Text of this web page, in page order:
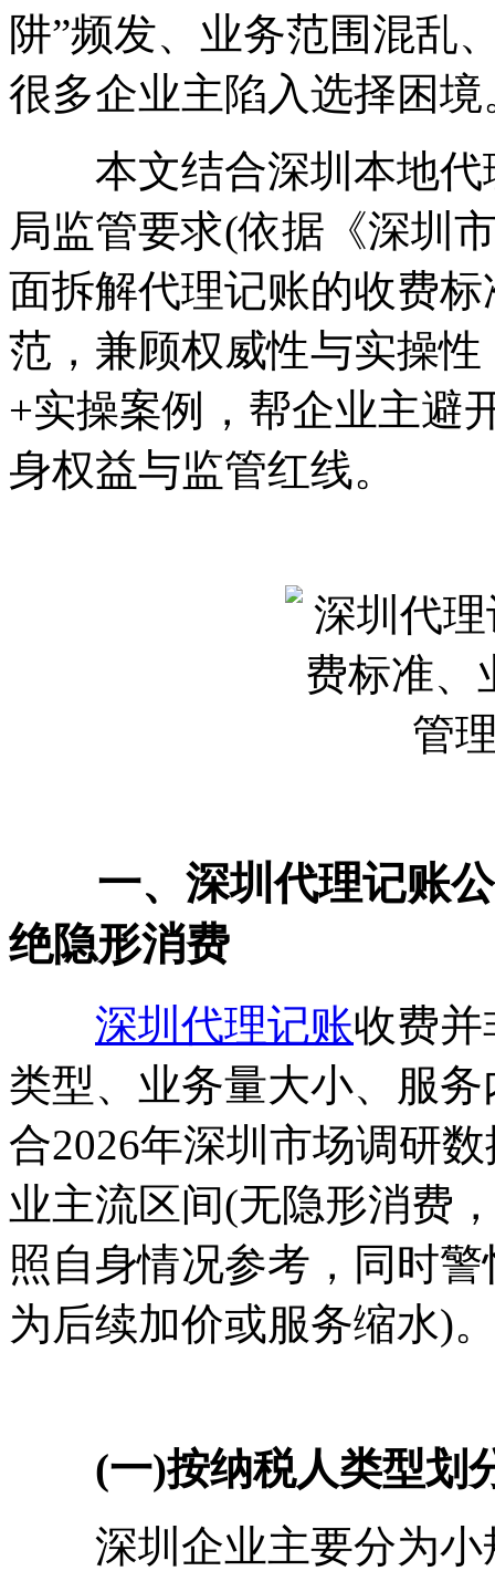
阱”频发、业务范围混乱
很多企业主陷入选择困境
本文结合深圳本地代
局监管要求(依据《深圳
面拆解代理记账的收费
范，兼顾权威性与实操
+实操案例，帮企业主避
身权益与监管红线。
一、深圳代理记账公
绝隐形消费
深圳代理记账收费
类型、业务量大小、服
合2026年深圳市场调研
业主流区间(无隐形消费
照自身情况参考，同时
为后续加价或服务缩水)
(一)按纳税人类型划
深圳企业主要分为小